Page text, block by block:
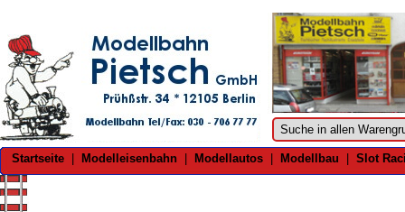
Startseite Modelleisenbahn Modellautos Modellbau Slot